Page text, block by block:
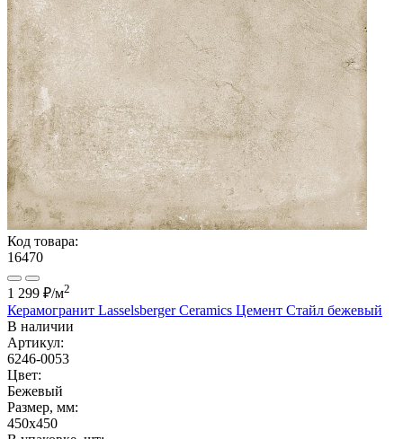
Код товара:
16470
1 299 ₽/м2
Керамогранит Lasselsberger Ceramics Цемент Стайл бежевый
В наличии
Артикул:
6246-0053
Цвет:
Бежевый
Размер, мм:
450x450